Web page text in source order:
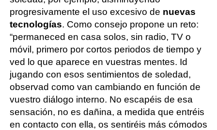
progresivamente el uso excesivo de nuevas
tecnologías. Como consejo propone un reto:
“permaneced en casa solos, sin radio, TV o
móvil, primero por cortos periodos de tiempo y
ved lo que aparece en vuestras mentes. Id
jugando con esos sentimientos de soledad,
observad como van cambiando en función de
vuestro diálogo interno. No escapéis de esa
sensación, no es dañina, a medida que entréis
en contacto con ella, os sentiréis más cómodos